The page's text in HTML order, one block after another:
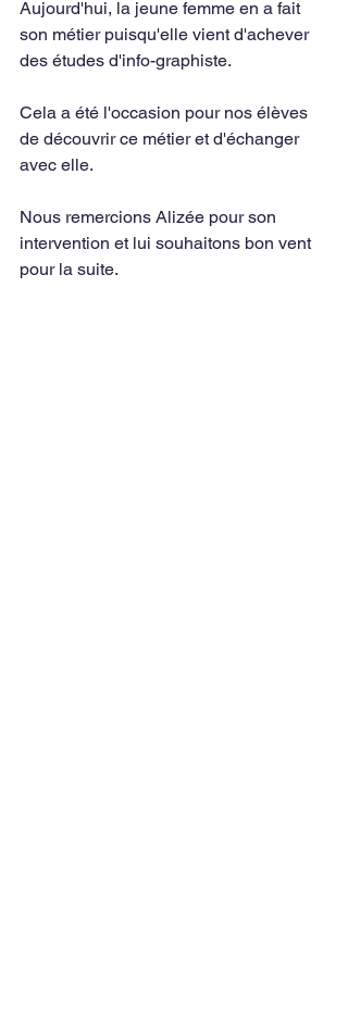
Aujourd'hui, la jeune femme en a fait
son métier puisqu'elle vient d'achever
des études d'info-graphiste.
Cela a été l'occasion pour nos élèves
de découvrir ce métier et d'échanger
avec elle.
Nous remercions Alizée pour son
intervention et lui souhaitons bon vent
pour la suite.